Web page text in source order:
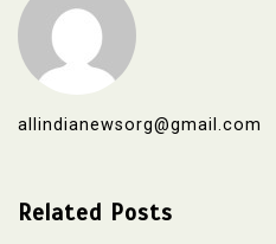
allindianewsorg@gmail.com
Related Posts